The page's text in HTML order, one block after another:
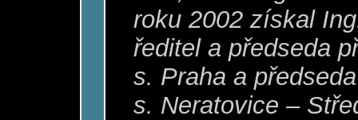
roku 2002 získal
ředitel a předseda
s. Praha a
s. Neratovice –